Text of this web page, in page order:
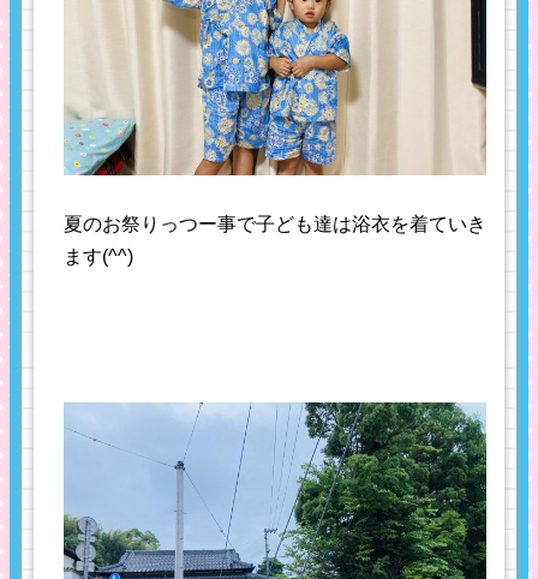
夏のお祭りっつー事で子ども達は浴衣を着ていき
ます(^^)